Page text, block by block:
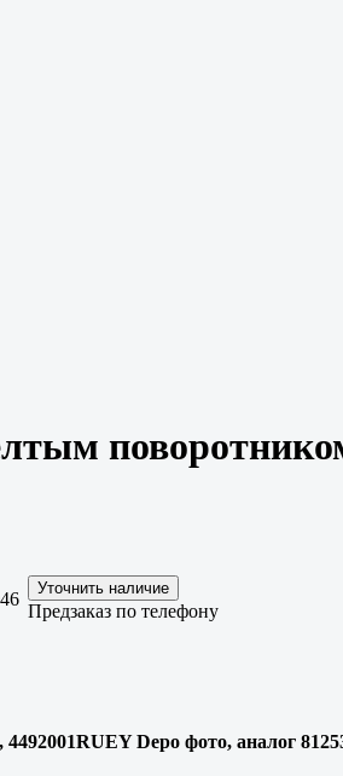
Предзаказ по телефону
Depo фото, аналог